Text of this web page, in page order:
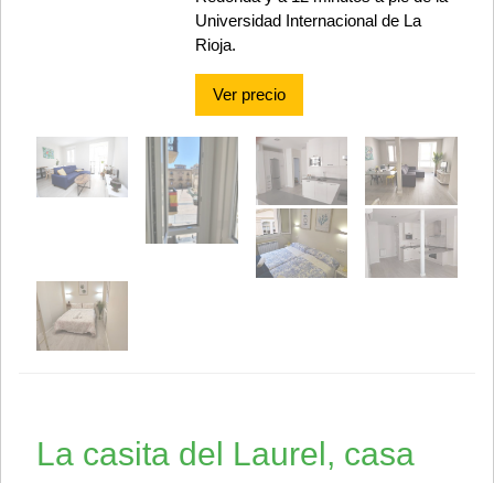
Universidad Internacional de La
Rioja.
Ver precio
La casita del Laurel, casa